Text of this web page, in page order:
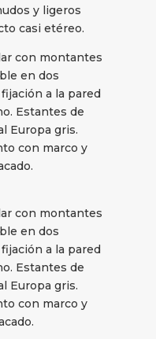
y ligeros
casi etéreo.
con montantes
en dos
a la pared
Estantes de
Europa gris.
con marco y
con montantes
en dos
a la pared
Estantes de
Europa gris.
con marco y